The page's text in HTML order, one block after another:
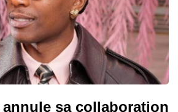
annule sa collaboration